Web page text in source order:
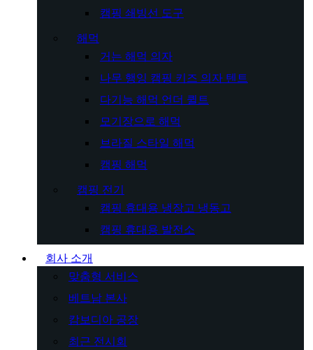
캠핑 쇄빙선 도구
해먹
거는 해먹 의자
나무 행잉 캠핑 키즈 의자 텐트
다기능 해먹 언더 퀼트
모기장으로 해먹
브라질 스타일 해먹
캠핑 해먹
캠핑 전기
캠핑 휴대용 냉장고 냉동고
캠핑 휴대용 발전소
회사 소개
맞춤형 서비스
베트남 본사
캄보디아 공장
최근 전시회